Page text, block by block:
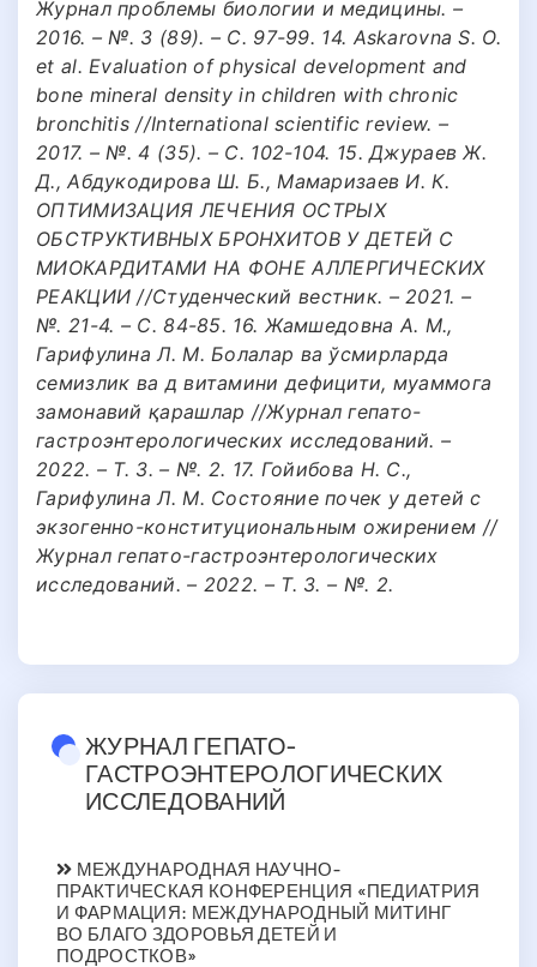
Журнал проблемы биологии и медицины. –
2016. – №. 3 (89). – С. 97-99. 14. Askarovna S. O.
et al. Evaluation of physical development and
bone mineral density in children with chronic
bronchitis //International scientific review. –
2017. – №. 4 (35). – С. 102-104. 15. Джураев Ж.
Д., Абдукодирова Ш. Б., Мамаризаев И. К.
ОПТИМИЗАЦИЯ ЛЕЧЕНИЯ ОСТРЫХ
ОБСТРУКТИВНЫХ БРОНХИТОВ У ДЕТЕЙ С
МИОКАРДИТАМИ НА ФОНЕ АЛЛЕРГИЧЕСКИХ
РЕАКЦИИ //Студенческий вестник. – 2021. –
№. 21-4. – С. 84-85. 16. Жамшедовна А. M.,
Гарифулина Л. М. Болалар ва ўсмирларда
семизлик ва д витамини дефицити, муаммога
замонавий қарашлар //Журнал гепато-
гастроэнтерологических исследований. –
2022. – Т. 3. – №. 2. 17. Гойибова Н. С.,
Гарифулина Л. М. Состояние почек у детей с
экзогенно-конституциональным ожирением //
Журнал гепато-гастроэнтерологических
исследований. – 2022. – Т. 3. – №. 2.
ЖУРНАЛ ГЕПАТО-
ГАСТРОЭНТЕРОЛОГИЧЕСКИХ
ИССЛЕДОВАНИЙ
МЕЖДУНАРОДНАЯ НАУЧНО-
ПРАКТИЧЕСКАЯ КОНФЕРЕНЦИЯ «ПЕДИАТРИЯ
И ФАРМАЦИЯ: МЕЖДУНАРОДНЫЙ МИТИНГ
ВО БЛАГО ЗДОРОВЬЯ ДЕТЕЙ И
ПОДРОСТКОВ»